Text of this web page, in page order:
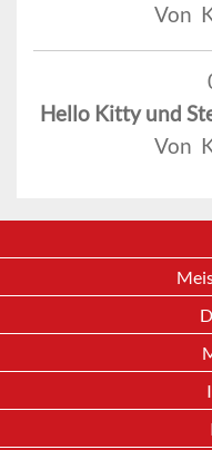
Von
Hello Kitty und
Von